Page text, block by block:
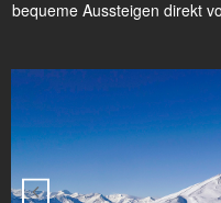
bequeme Aussteigen direkt